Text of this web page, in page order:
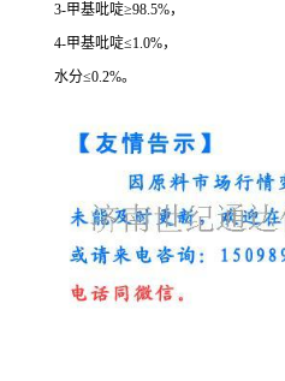
3-甲基吡啶≥98.5%，
4-甲基吡啶≤1.0%，
水分≤0.2%。